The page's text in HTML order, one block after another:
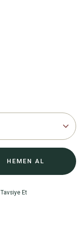
HEMEN AL
Tavsiye Et